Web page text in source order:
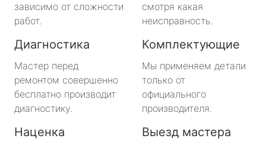
зависимо от сложности
работ.
смотря какая
неисправность.
Диагностика
Мастер перед
ремонтом совершенно
бесплатно производит
диагностику.
Комплектующие
Мы применяем детали
только от
официального
производителя.
Наценка Выезд мастера